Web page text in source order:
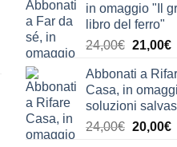
in omaggio "Il
libro del ferro"
24,00€ Il
era:
24,00€.
21,00€Il
Abbonati a
Casa, in
soluzioni
24,00€ Il
20,00€Il